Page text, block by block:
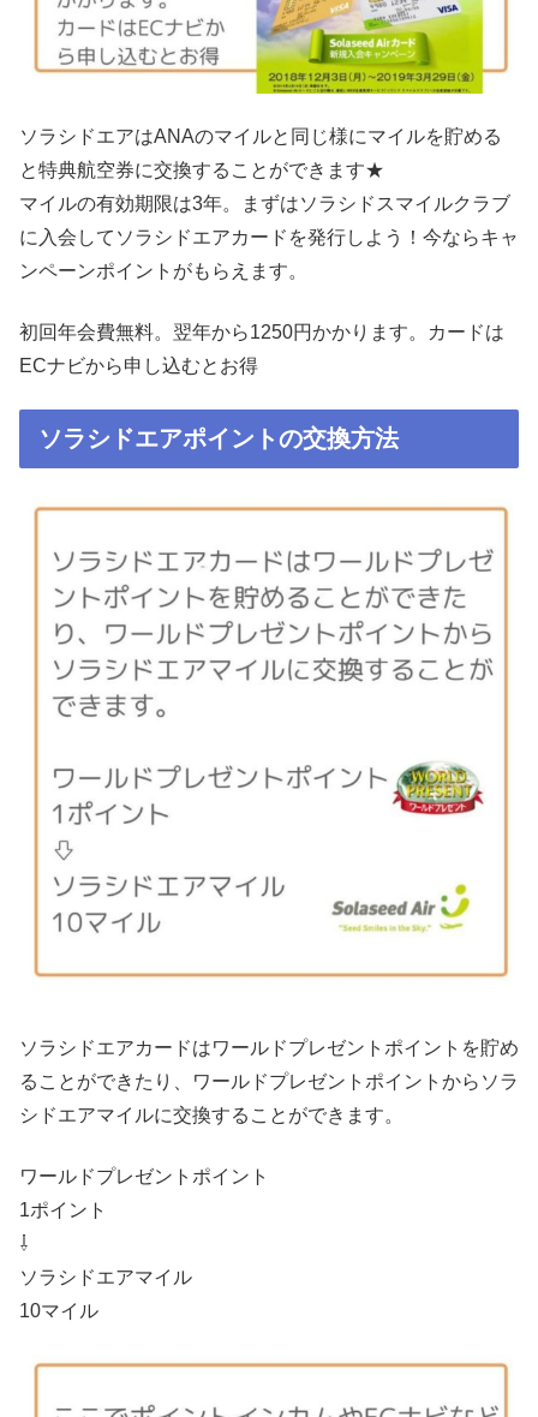
ソラシドエアはANAのマイルと同じ様にマイルを貯める
と特典航空券に交換することができます★
マイルの有効期限は3年。まずはソラシドスマイルクラブ
に入会してソラシドエアカードを発行しよう！今ならキャ
ンペーンポイントがもらえます。
初回年会費無料。翌年から1250円かかります。カードは
ECナビから申し込むとお得
ソラシドエアポイントの交換方法
ソラシドエアカードはワールドプレゼントポイントを貯め
ることができたり、ワールドプレゼントポイントからソラ
シドエアマイルに交換することができます。
ワールドプレゼントポイント
1ポイント
⇩
ソラシドエアマイル
10マイル